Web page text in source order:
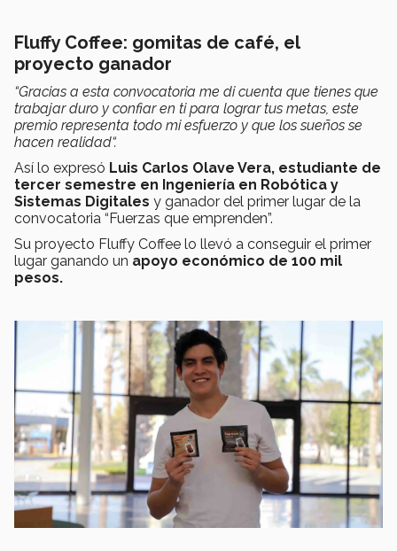
Fluffy Coffee: gomitas de café, el
proyecto ganador
“Gracias a esta convocatoria me di cuenta que tienes que
trabajar duro y confiar en ti para lograr tus metas, este
premio representa todo mi esfuerzo y que los sueños se
hacen realidad“.
Así lo expresó Luis Carlos Olave Vera, estudiante de
tercer semestre en Ingeniería en Robótica y
Sistemas Digitales y ganador del primer lugar de la
convocatoria “Fuerzas que emprenden”.
Su proyecto Fluffy Coffee lo llevó a conseguir el primer
lugar ganando un apoyo económico de 100 mil
pesos.